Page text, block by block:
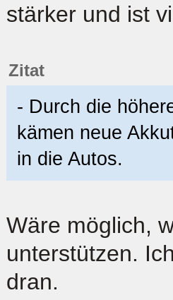
stärker und ist
Zitat
- Durch die
kämen neue
in die Autos.
Wäre möglich,
unterstützen.
dran.